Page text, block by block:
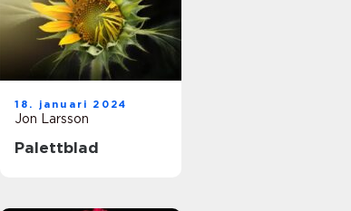
18. januari 2024
Jon Larsson
Palettblad